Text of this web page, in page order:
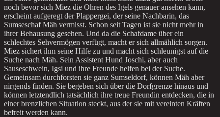
noch bevor sich Miez die Ohren des Igels genauer ansehen kann,
erscheint aufgeregt der Plappergei, der seine Nachbarin, das
Sumseschaf Mäh vermisst. Schon seit Tagen ist sie nicht mehr in
ihrer Behausung gesehen. Und da die Schafdame über ein
schlechtes Sehvermögen verfügt, macht er sich allmählich sorgen.
Miez sichert ihm seine Hilfe zu und macht sich schleunigst auf die
Suche nach Mäh. Sein Assistent Hund Joschi, aber auch
Sauseschwein, Igsi und ihre Freunde helfen bei der Suche.
Gemeinsam durchforsten sie ganz Sumseldorf, können Mäh aber
nirgends finden. Sie begeben sich über die Dorfgrenze hinaus und
können letztendlich tatsächlich ihre treue Freundin entdecken, die in
einer brenzlichen Situation steckt, aus der sie mit vereinten Kräften
befreit werden kann.